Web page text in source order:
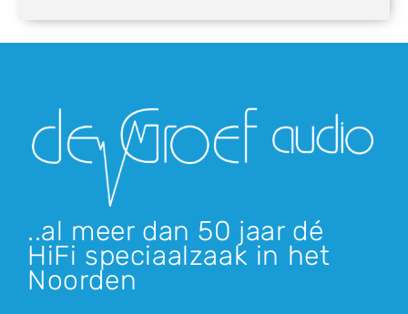
..al meer dan 50 jaar dé
HiFi speciaalzaak in het
Noorden